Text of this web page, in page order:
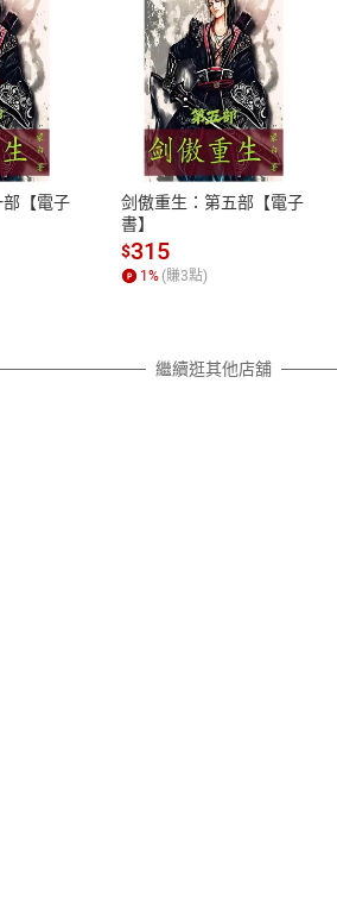
退換貨規範
本店是否提供消費者保護法七日猶
之權利，遽消費者保護法及通訊交
除權合理例外情事適用準則，依商
質各有不同規定。詳細退換貨說明
照各商品說明。
【電子
剑傲重生：第五部【電子
書】
$315
1 % (賺3點)
繼續逛其他店舖